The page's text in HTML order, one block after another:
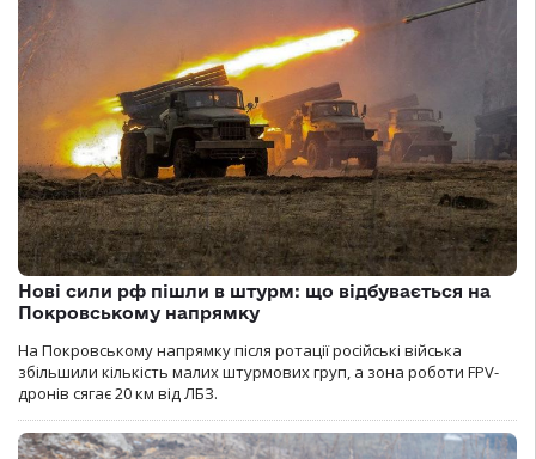
Нові сили рф пішли в штурм: що відбувається на
Покровському напрямку
На Покровському напрямку після ротації російські війська
збільшили кількість малих штурмових груп, а зона роботи FPV-
дронів сягає 20 км від ЛБЗ.